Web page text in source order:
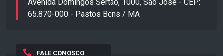
Avenida Domingos Sertão, 1000, São José - CEP:
65.870-000 - Pastos Bons / MA
FALE CONOSCO